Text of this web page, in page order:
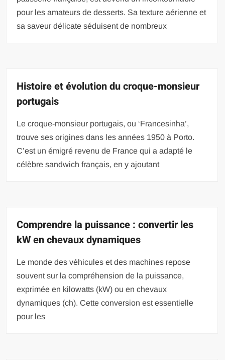
pour les amateurs de desserts. Sa texture aérienne et
sa saveur délicate séduisent de nombreux
Histoire et évolution du croque-monsieur
portugais
Le croque-monsieur portugais, ou ‘Francesinha’,
trouve ses origines dans les années 1950 à Porto.
C’est un émigré revenu de France qui a adapté le
célèbre sandwich français, en y ajoutant
Comprendre la puissance : convertir les
kW en chevaux dynamiques
Le monde des véhicules et des machines repose
souvent sur la compréhension de la puissance,
exprimée en kilowatts (kW) ou en chevaux
dynamiques (ch). Cette conversion est essentielle
pour les